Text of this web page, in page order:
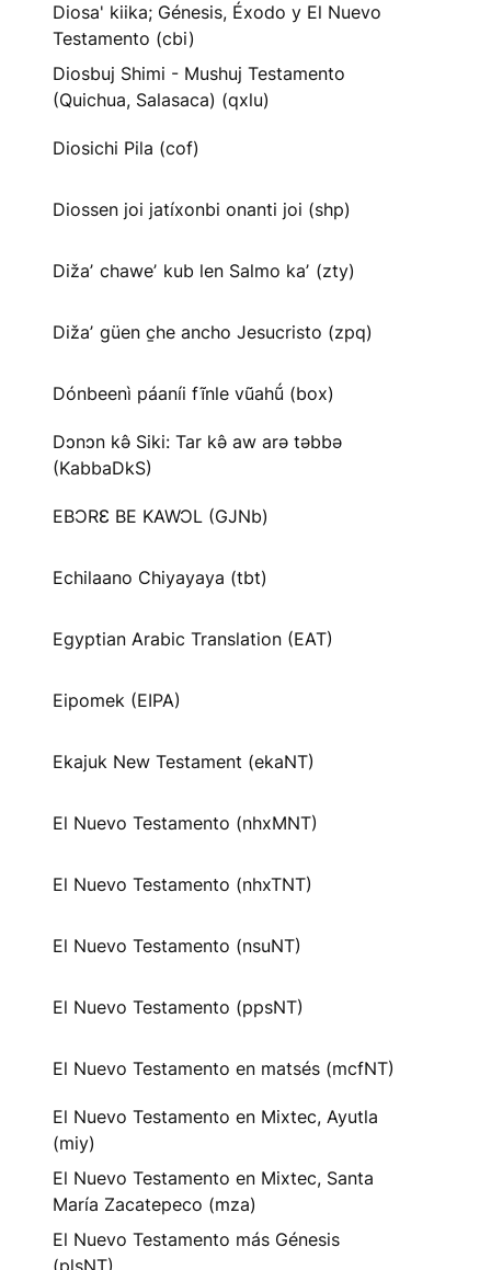
Diosa' kiika; Génesis, Éxodo y El Nuevo
Testamento (cbi)
Diosbuj Shimi - Mushuj Testamento
(Quichua, Salasaca) (qxlu)
Diosichi Pila (cof)
Diossen joi jatíxonbi onanti joi (shp)
Dižaʼ chaweʼ kub len Salmo kaʼ (zty)
Dižaʼ güen c̱he ancho Jesucristo (zpq)
Dónbeenì páaníi fĩnle vũahṹ (box)
Dɔnɔn kə̂ Siki: Tar kə̂ aw arə təbbə
(KabbaDkS)
EBƆRƐ BE KAWƆL (GJNb)
Echilaano Chiyayaya (tbt)
Egyptian Arabic Translation (EAT)
Eipomek (EIPA)
Ekajuk New Testament (ekaNT)
El Nuevo Testamento (nhxMNT)
El Nuevo Testamento (nhxTNT)
El Nuevo Testamento (nsuNT)
El Nuevo Testamento (ppsNT)
El Nuevo Testamento en matsés (mcfNT)
El Nuevo Testamento en Mixtec, Ayutla
(miy)
El Nuevo Testamento en Mixtec, Santa
María Zacatepeco (mza)
El Nuevo Testamento más Génesis
(plsNT)